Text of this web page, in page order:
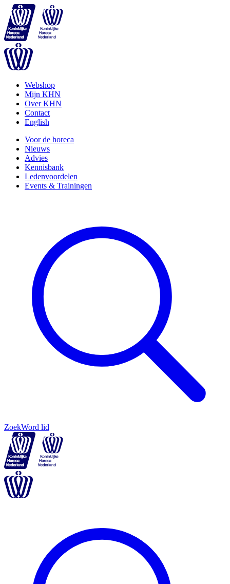
Webshop
Mijn KHN
Over KHN
Contact
English
Voor de horeca
Nieuws
Advies
Kennisbank
Ledenvoordelen
Events & Trainingen
ZoekWord lid